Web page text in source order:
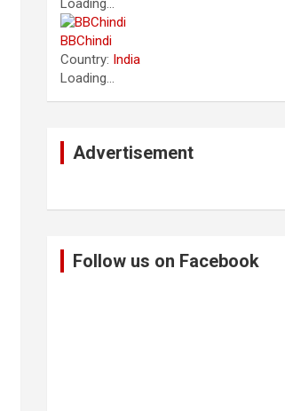
Loading...
BBChindi
Country: India
Loading...
Advertisement
Follow us on Facebook